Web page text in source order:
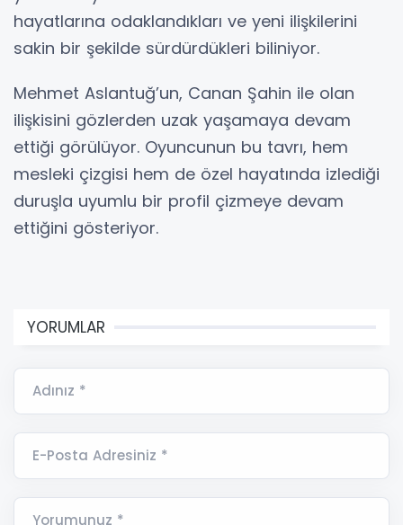
hayatlarına odaklandıkları ve yeni ilişkilerini
sakin bir şekilde sürdürdükleri biliniyor.
Mehmet Aslantuğ’un, Canan Şahin ile olan
ilişkisini gözlerden uzak yaşamaya devam
ettiği görülüyor. Oyuncunun bu tavrı, hem
mesleki çizgisi hem de özel hayatında izlediği
duruşla uyumlu bir profil çizmeye devam
ettiğini gösteriyor.
YORUMLAR
Adınız *
E-Posta Adresiniz *
Yorumunuz *